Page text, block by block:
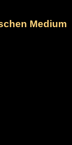
Medium